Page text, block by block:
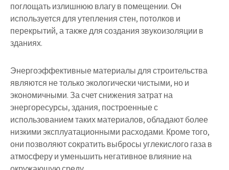
поглощать излишнюю влагу в помещении. Он
используется для утепления стен, потолков и
перекрытий, а также для создания звукоизоляции в
зданиях.
Энергоэффективные материалы для строительства
являются не только экологически чистыми, но и
экономичными. За счет снижения затрат на
энергоресурсы, здания, построенные с
использованием таких материалов, обладают более
низкими эксплуатационными расходами. Кроме того,
они позволяют сократить выбросы углекислого газа в
атмосферу и уменьшить негативное влияние на